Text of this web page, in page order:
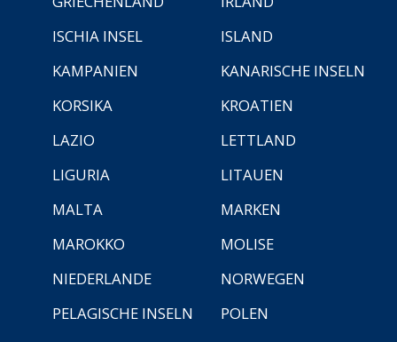
ISCHIA INSEL
ISLAND
KAMPANIEN
KANARISCHE INSELN
KORSIKA
KROATIEN
LAZIO
LETTLAND
LIGURIA
LITAUEN
MALTA
MARKEN
MAROKKO
MOLISE
NIEDERLANDE
NORWEGEN
PELAGISCHE INSELN
POLEN